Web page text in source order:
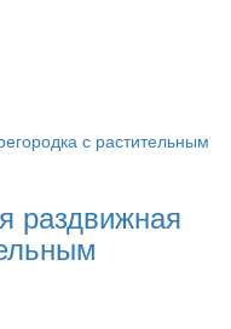
раздвижная